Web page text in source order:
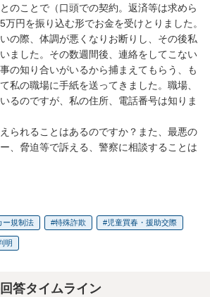
のことで（口頭での契約。返済等は求めら
円を振り込む形でお金を受けとりました。
の際、体調が悪くなりお断りし、その後私
ました。その数週間後、連絡をしてこない
の知り合いがいるから捕まえてもらう、も
私の職場に手紙を送ってきました。職場、
るのですが、私の住所、電話番号は知りま
られることはあるのですか？また、最悪の
、脅迫等で訴える、警察に相談することは
ー規制法 特殊詐欺 児童買春・援助交際
明
答タイムライン